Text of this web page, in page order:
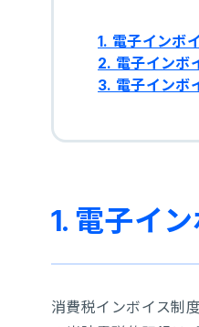
1. 電子インボ
2. 電子インボ
3. 電子インボ
1. 電子イ
消費税インボイス制